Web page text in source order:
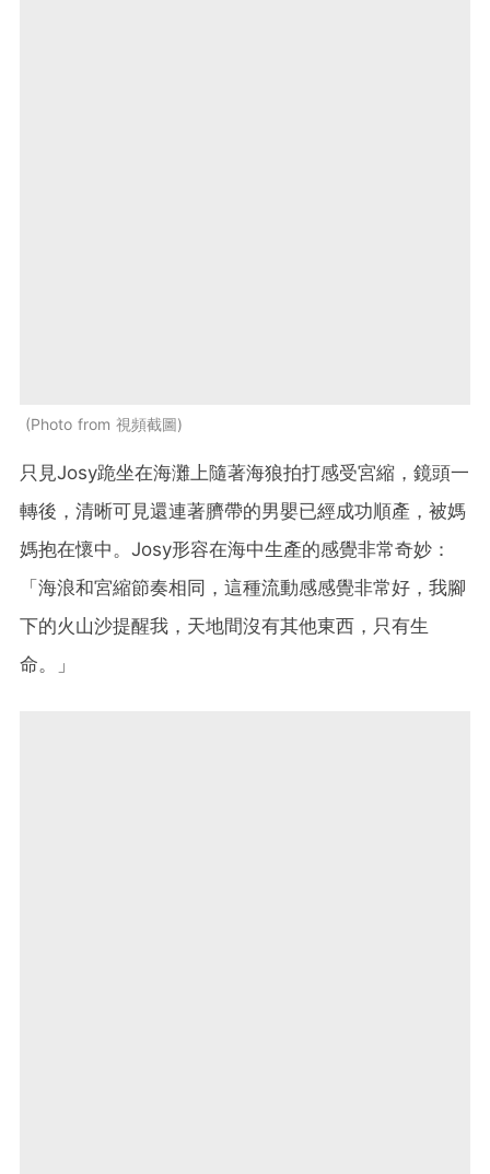
Photo from 視頻截圖
只見Josy跪坐在海灘上隨著海狼拍打感受宮縮，鏡頭一
轉後，清晰可見還連著臍帶的男嬰已經成功順產，被媽
媽抱在懷中。Josy形容在海中生產的感覺非常奇妙：
「海浪和宮縮節奏相同，這種流動感感覺非常好，我腳
下的火山沙提醒我，天地間沒有其他東西，只有生
命。」